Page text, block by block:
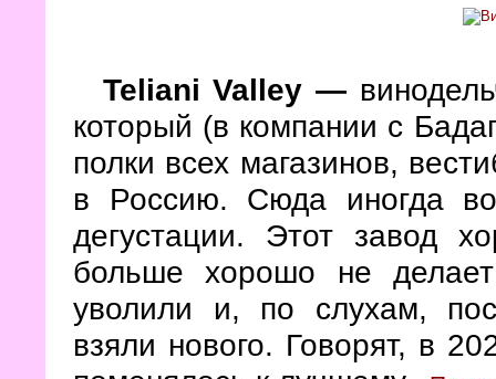
Teliani Valley —
который (в компании с
полки всех магазинов,
в Россию. Сюда иногда
дегустации. Этот завод
больше хорошо не
уволили и, по слухам,
взяли нового. Говорят, в